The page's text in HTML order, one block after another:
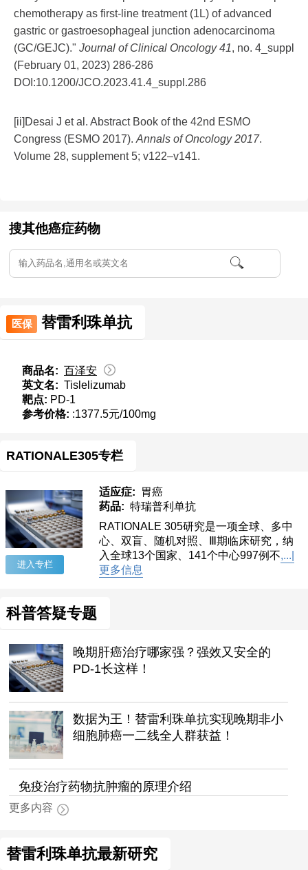
chemotherapy as first-line treatment (1L) of advanced
gastric or gastroesophageal junction adenocarcinoma
(GC/GEJC)." Journal of Clinical Oncology 41, no. 4_suppl
(February 01, 2023) 286-286
DOI:10.1200/JCO.2023.41.4_suppl.286
[ii]Desai J et al. Abstract Book of the 42nd ESMO
Congress (ESMO 2017). Annals of Oncology 2017.
Volume 28, supplement 5; v122–v141.
搜其他癌症药物
医保 替雷利珠单抗
商品名: 百泽安
英文名: Tislelizumab
靶点: PD-1
参考价格: :1377.5元/100mg
RATIONALE305专栏
进入专栏
适应症:
胃癌
药品: 特瑞普利单抗
RATIONALE 305研究是一项全球、多中
心、双盲、随机对照、Ⅲ期临床研究，纳
入全球13个国家、141个中心997例不,...|
更多信息
科普答疑专题
晚期肝癌治疗哪家强？强效又安全的
PD-1长这样！
数据为王！替雷利珠单抗实现晚期非小
细胞肺癌一二线全人群获益！
免疫治疗药物抗肿瘤的原理介绍
更多内容
替雷利珠单抗最新研究